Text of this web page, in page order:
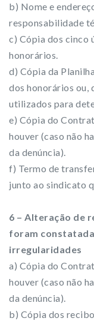
b) Nome e
responsabilidade
c) Cópia dos cinco
honorários.
d) Cópia da
dos honorários ou,
utilizados para
e) Cópia do
houver (caso não
da denúncia).
f) Termo de
junto ao sindicato
6 – Alteração de
foram
irregularidades
a) Cópia do
houver (caso não
da denúncia).
b) Cópia dos